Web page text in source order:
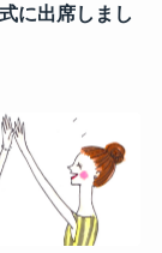
に出席しまし